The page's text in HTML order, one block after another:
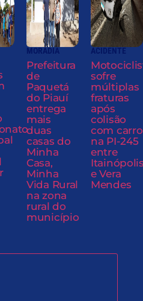
MORADIA
Prefeitura
de
Paquetá
do Piauí
entrega
mais
duas
casas do
Minha
Casa,
Minha
Vida Rural
na zona
rural do
município
ACIDENTE
sofre
múltiplas
fraturas
após
colisão
com carro
na PI-245
entre
e Vera
Mendes